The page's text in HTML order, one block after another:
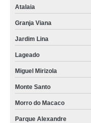
Atalaia
Granja Viana
Jardim Lina
Lageado
Miguel Mirizola
Monte Santo
Morro do Macaco
Parque Alexandre